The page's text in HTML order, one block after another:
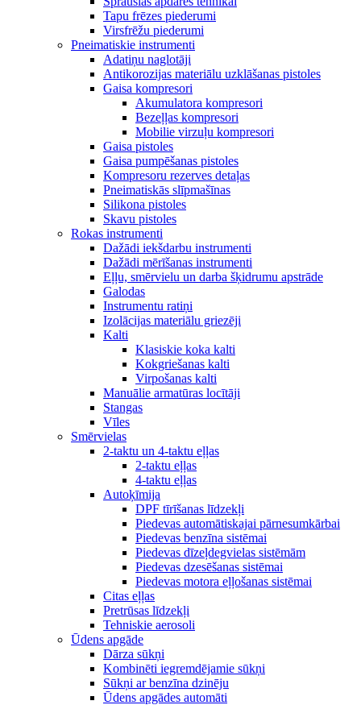
Tapu frēzes piederumi
Virsfrēžu piederumi
Pneimatiskie instrumenti
Adatiņu naglotāji
Antikorozijas materiālu uzklāšanas pistoles
Gaisa kompresori
Akumulatora kompresori
Bezeļļas kompresori
Mobilie virzuļu kompresori
Gaisa pistoles
Gaisa pumpēšanas pistoles
Kompresoru rezerves detaļas
Pneimatiskās slīpmašīnas
Silikona pistoles
Skavu pistoles
Rokas instrumenti
Dažādi iekšdarbu instrumenti
Dažādi mērīšanas instrumenti
Eļļu, smērvielu un darba šķidrumu apstrāde
Galodas
Instrumentu ratiņi
Izolācijas materiālu griezēji
Kalti
Klasiskie koka kalti
Kokgriešanas kalti
Virpošanas kalti
Manuālie armatūras locītāji
Stangas
Vīles
Smērvielas
2-taktu un 4-taktu eļļas
2-taktu eļļas
4-taktu eļļas
Autoķīmija
DPF tīrīšanas līdzekļi
Piedevas automātiskajai pārnesumkārbai
Piedevas benzīna sistēmai
Piedevas dīzeļdegvielas sistēmām
Piedevas dzesēšanas sistēmai
Piedevas motora eļļošanas sistēmai
Citas eļļas
Pretrūsas līdzekļi
Tehniskie aerosoli
Ūdens apgāde
Dārza sūkņi
Kombinēti iegremdējamie sūkņi
Sūkņi ar benzīna dzinēju
Ūdens apgādes automāti